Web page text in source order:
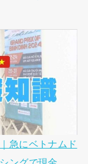
急にベトナムド